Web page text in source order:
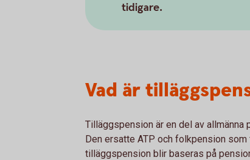
tidigare.
Vad är
Tilläggspension är en del av
Den ersatte ATP och folkpension
tilläggspension blir baseras på